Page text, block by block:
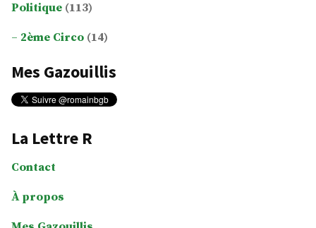
Politique (113)
2ème Circo (14)
Mes Gazouillis
La Lettre R
Contact
À propos